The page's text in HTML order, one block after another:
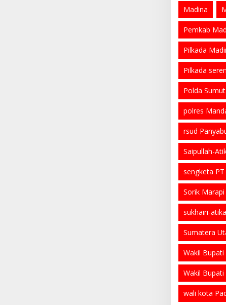
Madina
Pemkab
Pilkada
Pilkada
Polda Sumut
polres
rsud
Saipullah-
sengketa
Sorik
sukhairi-atika
Sumatera
Wakil Bupati
Wakil
wali kota